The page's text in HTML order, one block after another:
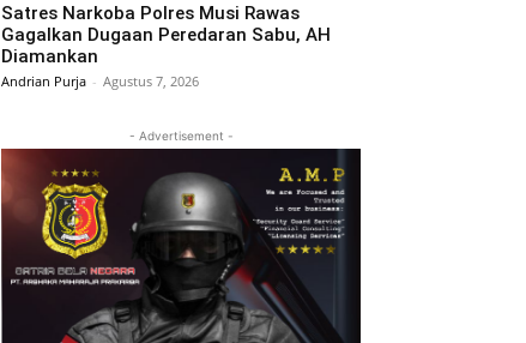
Satres Narkoba Polres Musi Rawas
Gagalkan Dugaan Peredaran Sabu, AH
Diamankan
Andrian Purja - Agustus 7, 2026
- Advertisement -